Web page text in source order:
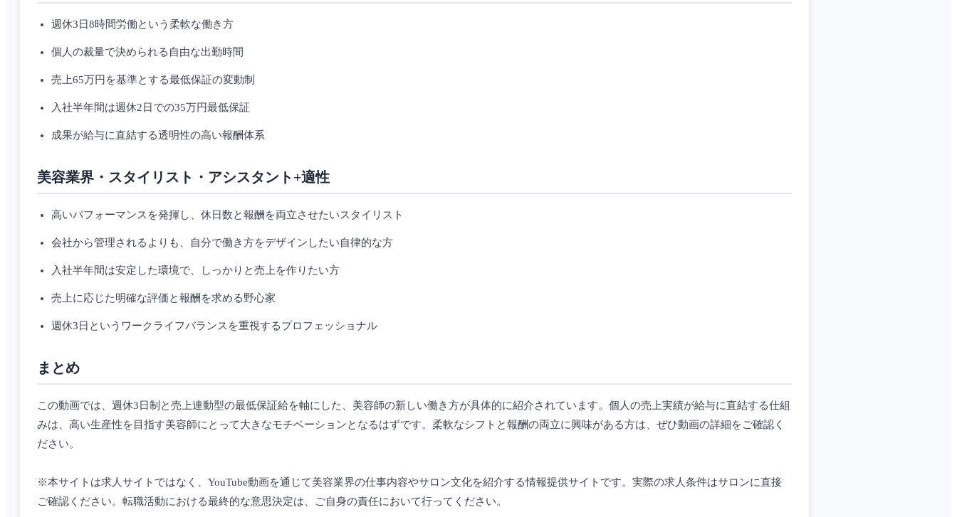
週休3日8時間労働という柔軟な働き方
個人の裁量で決められる自由な出勤時間
売上65万円を基準とする最低保証の変動制
入社半年間は週休2日での35万円最低保証
成果が給与に直結する透明性の高い報酬体系
美容業界・スタイリスト・アシスタント+適性
高いパフォーマンスを発揮し、休日数と報酬を両立させたいスタイリスト
会社から管理されるよりも、自分で働き方をデザインしたい自律的な方
入社半年間は安定した環境で、しっかりと売上を作りたい方
売上に応じた明確な評価と報酬を求める野心家
週休3日というワークライフバランスを重視するプロフェッショナル
まとめ
この動画では、週休3日制と売上連動型の最低保証給を軸にした、美容師の新しい働き方が具体的に紹介されています。個人の売上実績が給与に直結する仕組
みは、高い生産性を目指す美容師にとって大きなモチベーションとなるはずです。柔軟なシフトと報酬の両立に興味がある方は、ぜひ動画の詳細をご確認く
ださい。
※本サイトは求人サイトではなく、YouTube動画を通じて美容業界の仕事内容やサロン文化を紹介する情報提供サイトです。実際の求人条件はサロンに直接
ご確認ください。転職活動における最終的な意思決定は、ご自身の責任において行ってください。